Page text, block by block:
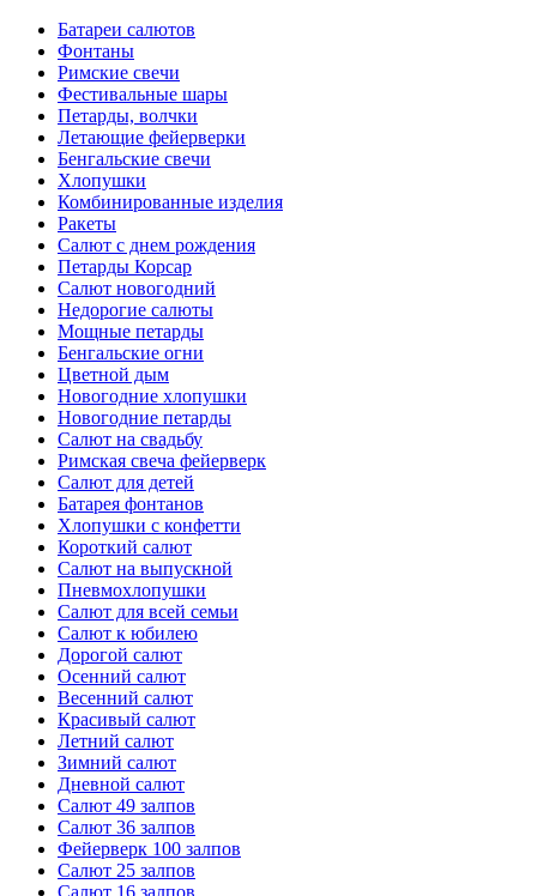
Батареи салютов
Фонтаны
Римские свечи
Фестивальные шары
Петарды, волчки
Летающие фейерверки
Бенгальские свечи
Хлопушки
Комбинированные изделия
Ракеты
Салют с днем рождения
Петарды Корсар
Салют новогодний
Недорогие салюты
Мощные петарды
Бенгальские огни
Цветной дым
Новогодние хлопушки
Новогодние петарды
Салют на свадьбу
Римская свеча фейерверк
Салют для детей
Батарея фонтанов
Хлопушки с конфетти
Короткий салют
Салют на выпускной
Пневмохлопушки
Салют для всей семьи
Салют к юбилею
Дорогой салют
Осенний салют
Весенний салют
Красивый салют
Летний салют
Зимний салют
Дневной салют
Салют 49 залпов
Салют 36 залпов
Фейерверк 100 залпов
Салют 25 залпов
Салют 16 залпов